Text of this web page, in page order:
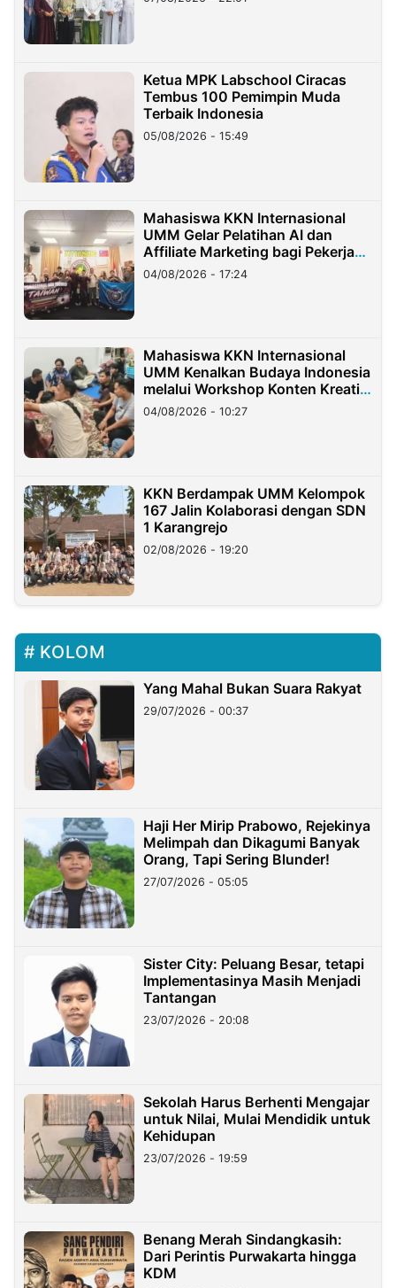
Ketua MPK Labschool Ciracas
Tembus 100 Pemimpin Muda
Terbaik Indonesia
05/08/2026 - 15:49
Mahasiswa KKN Internasional
UMM Gelar Pelatihan AI dan
Affiliate Marketing bagi Pekerja
Migran Indonesia di Taiwan
04/08/2026 - 17:24
Mahasiswa KKN Internasional
UMM Kenalkan Budaya Indonesia
melalui Workshop Konten Kreatif
di Taiwan
04/08/2026 - 10:27
KKN Berdampak UMM Kelompok
167 Jalin Kolaborasi dengan SDN
1 Karangrejo
02/08/2026 - 19:20
KOLOM
Yang Mahal Bukan Suara Rakyat
29/07/2026 - 00:37
Haji Her Mirip Prabowo, Rejekinya
Melimpah dan Dikagumi Banyak
Orang, Tapi Sering Blunder!
27/07/2026 - 05:05
Sister City: Peluang Besar, tetapi
Implementasinya Masih Menjadi
Tantangan
23/07/2026 - 20:08
Sekolah Harus Berhenti Mengajar
untuk Nilai, Mulai Mendidik untuk
Kehidupan
23/07/2026 - 19:59
Benang Merah Sindangkasih:
Dari Perintis Purwakarta hingga
KDM